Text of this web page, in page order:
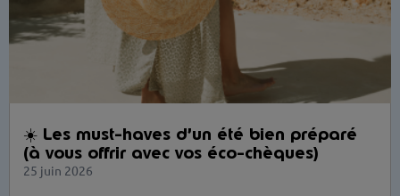
☀️ Les must-haves d’un été bien préparé
(à vous offrir avec vos éco-chèques)
25 juin 2026